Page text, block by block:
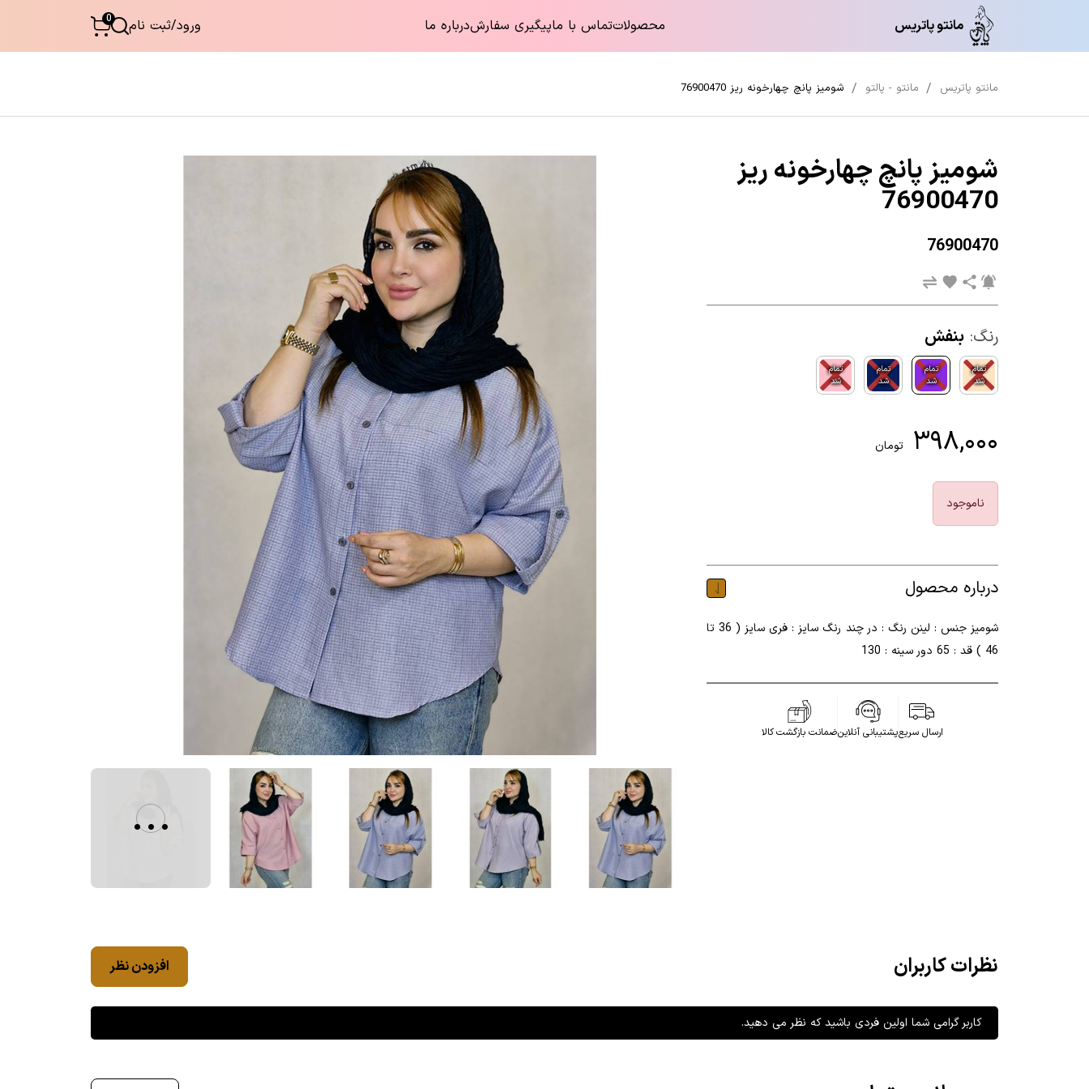
مانتو پاتریس محصولاتتماس با ماپیگیری سفارشدرباره ما ورود/ثبت نام 0
مانتو پاتریس مانتو - پالتو شومیز پانچ چهارخونه ریز 76900470
شومیز پانچ چهارخونه ریز
76900470
76900470
رنگ: بنفش
تمام
شد
تمام
شد
تمام
شد
تمام
شد
۳۹۸,۰۰۰ تومان
ناموجود
درباره محصول
شومیز جنس : لینن رنگ : در چند رنگ سایز : فری سایز ( 36 تا
46 ) قد : 65 دور سینه : 130
ارسال سریعپشتیبانی آنلاینضمانت بازگشت کالا
...
نظرات کاربران افزودن نظر
کاربر گرامی شما اولین فردی باشید که نظر می دهید.